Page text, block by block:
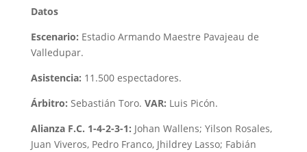
Datos
Escenario: Estadio Armando Maestre Pavajeau de
Valledupar.
Asistencia: 11.500 espectadores.
Árbitro: Sebastián Toro. VAR: Luis Picón.
Alianza F.C. 1-4-2-3-1: Johan Wallens; Yilson Rosales,
Juan Viveros, Pedro Franco, Jhildrey Lasso; Fabián